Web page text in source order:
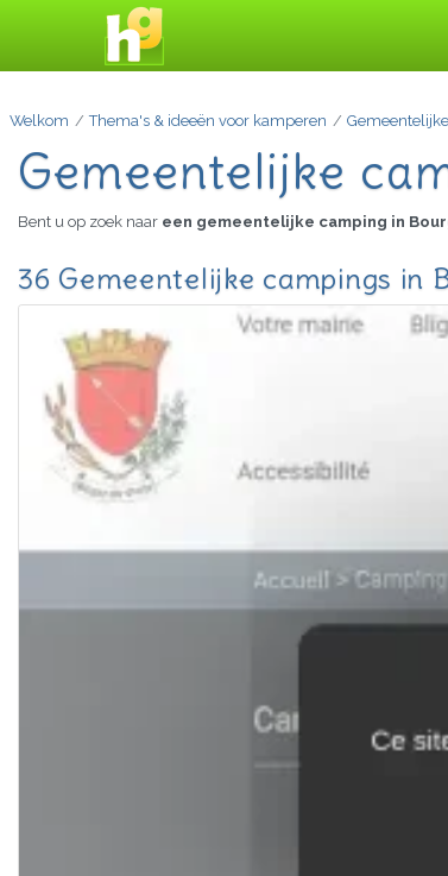
Welkom Thema's & ideeën voor kamperen
Gemeentelijke
Bent u op zoek naar een gemeentelijke camping in
36 Gemeentelijke campings in